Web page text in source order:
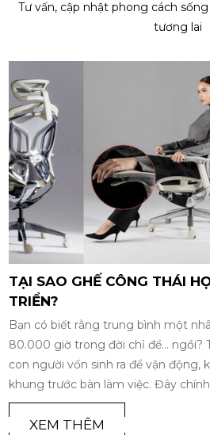
Tư vấn, cập nhật phong cách
tương lai
5 YẾU TỐ XÂY DỰNG MÔI
CHUYÊN NGHIỆP
Trong một doanh nghiệp, môi
nơi nhân viên thực hiện công việc
tố quan trọng góp phần quyết định
triển bền vững của công ty. Một
nghiệp, thoải mái. Giúp nâng cao
viên. Khuyến khích sự sáng tạo và
XEM THÊM